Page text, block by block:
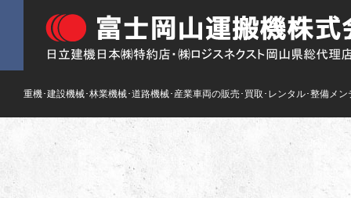
重機･建設機械･林業機械･道路機械･産業車両の販売･買取･レンタル･整備メン